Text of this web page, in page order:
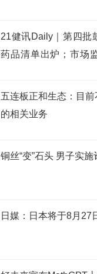
21健讯Daily｜第四批
药品清单出炉；市场
五连板正和生态：目
的相关业务
铜丝“变”石头 男子实
日媒：日本将于8月27